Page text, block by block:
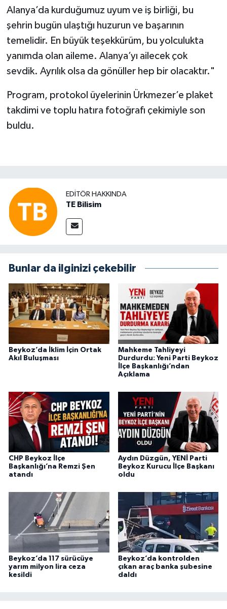
Alanya’da kurduğumuz uyum ve iş birliği, bu
şehrin bugün ulaştığı huzurun ve başarının
temelidir. En büyük teşekkürüm, bu yolculukta
yanımda olan aileme. Alanya’yı ailecek çok
sevdik. Ayrılık olsa da gönüller hep bir olacaktır."
Program, protokol üyelerinin Ürkmezer’e plaket
takdimi ve toplu hatıra fotoğrafı çekimiyle son
buldu.
EDITÖR HAKKINDA
TE Bilisim
Bunlar da ilginizi çekebilir
Beykoz’da İklim İçin Ortak
Akıl Buluşması
Mahkeme Tahliyeyi
Durdurdu: Yeni Parti Beykoz
İlçe Başkanlığı’ndan
Açıklama
CHP Beykoz İlçe
Başkanlığı’na Remzi Şen
atandı
Aydın Düzgün, YENİ Parti
Beykoz Kurucu İlçe Başkanı
oldu
Beykoz’da 117 sürücüye
yarım milyon lira ceza
kesildi
Beykoz’da kontrolden
çıkan araç banka şubesine
daldı